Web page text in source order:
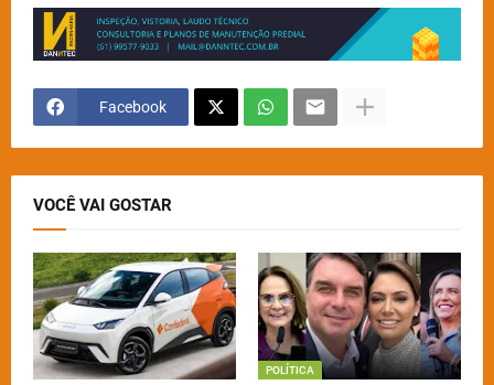
Facebook
VOCÊ VAI GOSTAR
POLÍTICA